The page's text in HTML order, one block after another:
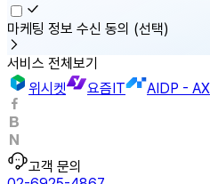
마케팅 정보 수신 동의 (선택)
서비스 전체보기
위시켓
요즘IT AIDP - AX
고객 문의